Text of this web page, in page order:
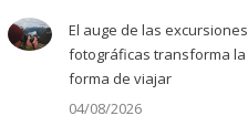
El auge de las excursiones
fotográficas transforma la
forma de viajar
04/08/2026